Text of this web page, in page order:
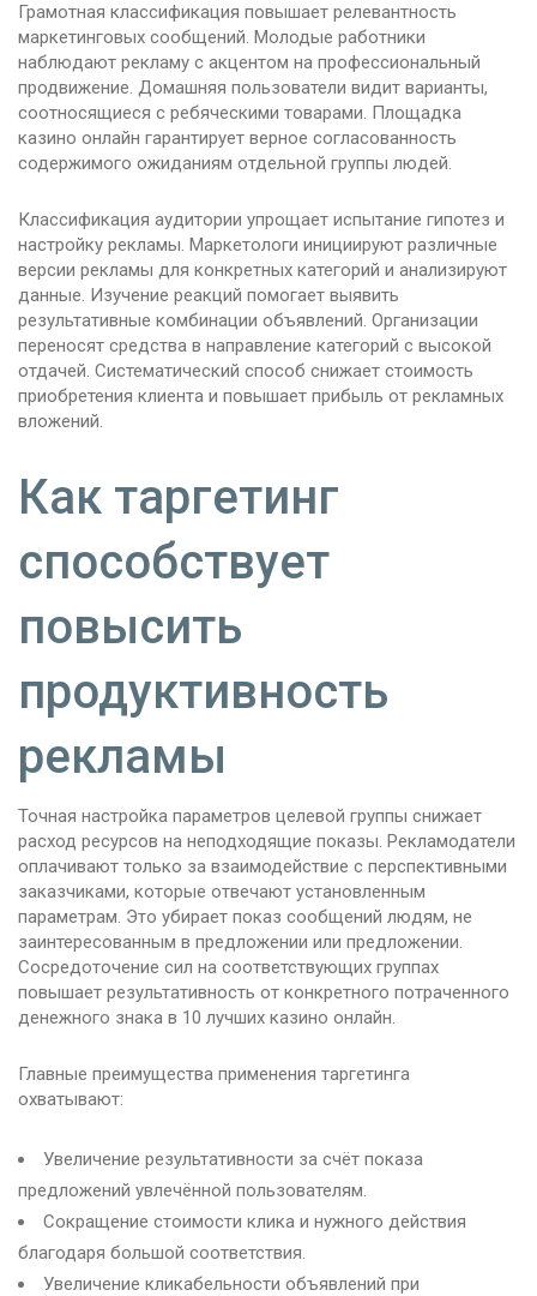
Грамотная классификация повышает релевантность
маркетинговых сообщений. Молодые работники
наблюдают рекламу с акцентом на профессиональный
продвижение. Домашняя пользователи видит варианты,
соотносящиеся с ребяческими товарами. Площадка
казино онлайн гарантирует верное согласованность
содержимого ожиданиям отдельной группы людей.
Классификация аудитории упрощает испытание гипотез и
настройку рекламы. Маркетологи инициируют различные
версии рекламы для конкретных категорий и анализируют
данные. Изучение реакций помогает выявить
результативные комбинации объявлений. Организации
переносят средства в направление категорий с высокой
отдачей. Систематический способ снижает стоимость
приобретения клиента и повышает прибыль от рекламных
вложений.
Как таргетинг
способствует
повысить
продуктивность
рекламы
Точная настройка параметров целевой группы снижает
расход ресурсов на неподходящие показы. Рекламодатели
оплачивают только за взаимодействие с перспективными
заказчиками, которые отвечают установленным
параметрам. Это убирает показ сообщений людям, не
заинтересованным в предложении или предложении.
Сосредоточение сил на соответствующих группах
повышает результативность от конкретного потраченного
денежного знака в 10 лучших казино онлайн.
Главные преимущества применения таргетинга
охватывают:
Увеличение результативности за счёт показа
предложений увлечённой пользователям.
Сокращение стоимости клика и нужного действия
благодаря большой соответствия.
Увеличение кликабельности объявлений при